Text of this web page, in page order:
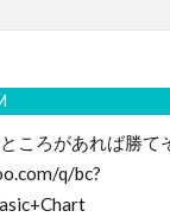
ころがあれば勝て
q/bc?